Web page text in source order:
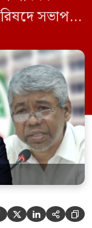
সভাপতি
স্বাস্থ্য ও
একই সঙ্গে
উন্নয়ন
এবং
   